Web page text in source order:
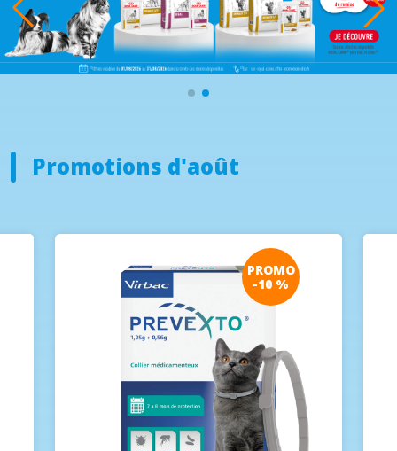
Promotions d'août
PROMO
-10 %